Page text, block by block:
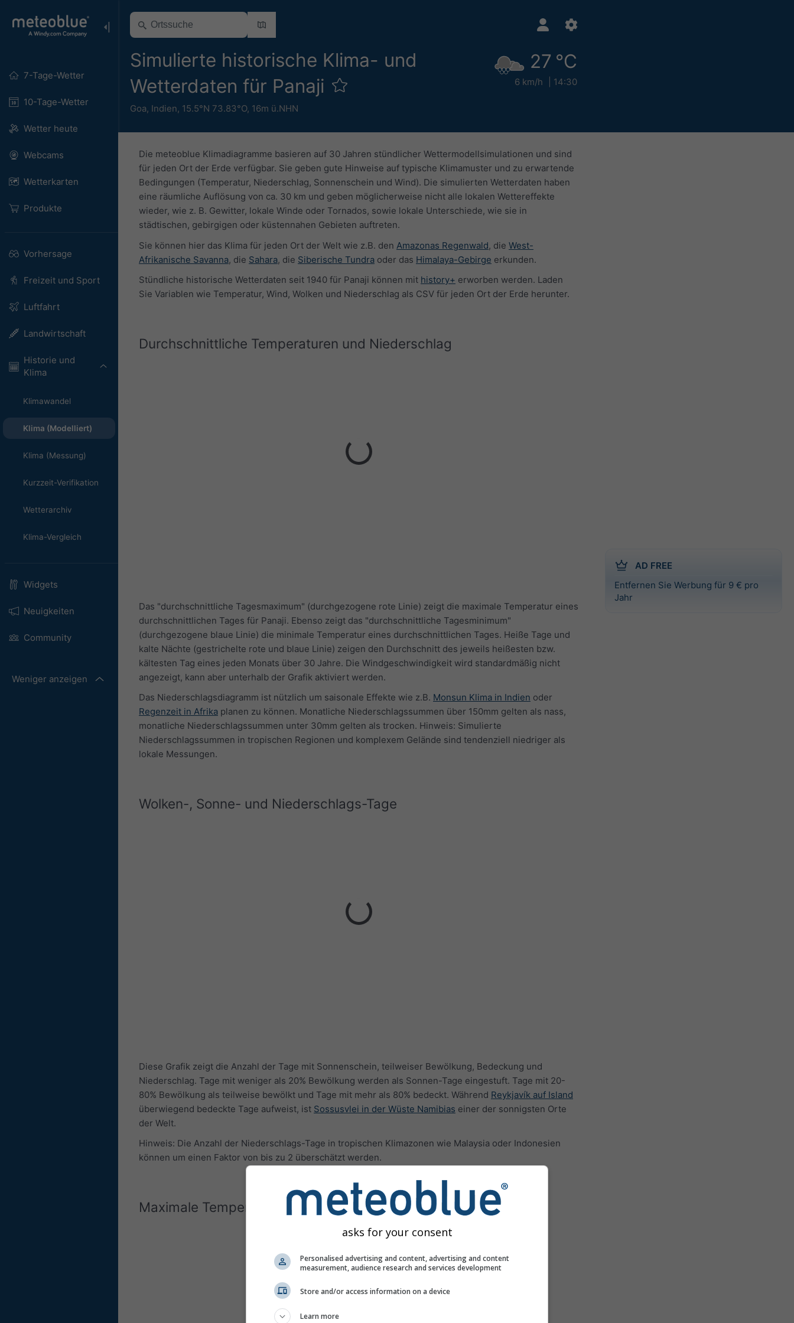
7-Tage-Wetter
10-Tage-Wetter
Wetter heute
Webcams
Wetterkarten
Produkte
Vorhersage
Freizeit und Sport
Luftfahrt
Landwirtschaft
Historie und
Klima
Klimawandel
Klima (Modelliert)
Klima (Messung)
Kurzzeit-Verifikation
Wetterarchiv
Klima-Vergleich
Widgets
Neuigkeiten
Community
Weniger anzeigen
Simulierte historische Klima- und
Wetterdaten für Panaji
Goa, Indien, 15.5°N 73.83°O, 16m ü.NHN
27 °C
6 km/h 14:30
AD FREE
Entfernen Sie Werbung für 9 € pro
Jahr
Die meteoblue Klimadiagramme basieren auf 30 Jahren stündlicher Wettermodellsimulationen und sind
für jeden Ort der Erde verfügbar. Sie geben gute Hinweise auf typische Klimamuster und zu erwartende
Bedingungen (Temperatur, Niederschlag, Sonnenschein und Wind). Die simulierten Wetterdaten haben
eine räumliche Auflösung von ca. 30 km und geben möglicherweise nicht alle lokalen Wettereffekte
wieder, wie z. B. Gewitter, lokale Winde oder Tornados, sowie lokale Unterschiede, wie sie in
städtischen, gebirgigen oder küstennahen Gebieten auftreten.
Sie können hier das Klima für jeden Ort der Welt wie z.B. den Amazonas Regenwald, die West-
Afrikanische Savanna, die Sahara, die Siberische Tundra oder das Himalaya-Gebirge erkunden.
Stündliche historische Wetterdaten seit 1940 für Panaji können mit history+ erworben werden. Laden
Sie Variablen wie Temperatur, Wind, Wolken und Niederschlag als CSV für jeden Ort der Erde herunter.
Durchschnittliche Temperaturen und Niederschlag
Das "durchschnittliche Tagesmaximum" (durchgezogene rote Linie) zeigt die maximale Temperatur eines
durchschnittlichen Tages für Panaji. Ebenso zeigt das "durchschnittliche Tagesminimum"
(durchgezogene blaue Linie) die minimale Temperatur eines durchschnittlichen Tages. Heiße Tage und
kalte Nächte (gestrichelte rote und blaue Linie) zeigen den Durchschnitt des jeweils heißesten bzw.
kältesten Tag eines jeden Monats über 30 Jahre. Die Windgeschwindigkeit wird standardmäßig nicht
angezeigt, kann aber unterhalb der Grafik aktiviert werden.
Das Niederschlagsdiagramm ist nützlich um saisonale Effekte wie z.B. Monsun Klima in Indien oder
Regenzeit in Afrika planen zu können. Monatliche Niederschlagssummen über 150mm gelten als nass,
monatliche Niederschlagssummen unter 30mm gelten als trocken. Hinweis: Simulierte
Niederschlagssummen in tropischen Regionen und komplexem Gelände sind tendenziell niedriger als
lokale Messungen.
Wolken-, Sonne- und Niederschlags-Tage
Diese Grafik zeigt die Anzahl der Tage mit Sonnenschein, teilweiser Bewölkung, Bedeckung und
Niederschlag. Tage mit weniger als 20% Bewölkung werden als Sonnen-Tage eingestuft. Tage mit 20-
80% Bewölkung als teilweise bewölkt und Tage mit mehr als 80% bedeckt. Während Reykjavík auf Island
überwiegend bedeckte Tage aufweist, ist Sossusvlei in der Wüste Namibias einer der sonnigsten Orte
der Welt.
Hinweis: Die Anzahl der Niederschlags-Tage in tropischen Klimazonen wie Malaysia oder Indonesien
können um einen Faktor von bis zu 2 überschätzt werden.
Maximale Temperaturen
asks for your consent
Personalised advertising and content, advertising and content
measurement, audience research and services development
Store and/or access information on a device
Learn more